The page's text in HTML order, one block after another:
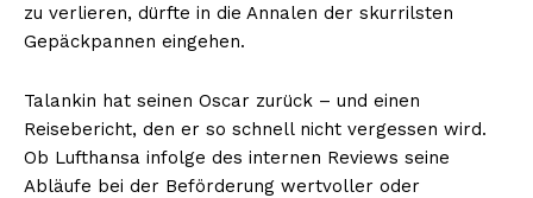
zu verlieren, dürfte in die Annalen der skurrilsten
Gepäckpannen eingehen.
Talankin hat seinen Oscar zurück – und einen
Reisebericht, den er so schnell nicht vergessen wird.
Ob Lufthansa infolge des internen Reviews seine
Abläufe bei der Beförderung wertvoller oder